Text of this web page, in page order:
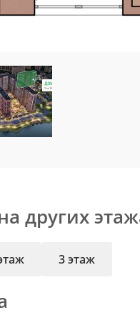
других
3 этаж